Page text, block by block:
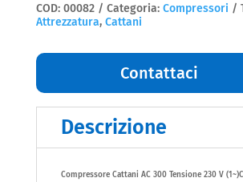
COD: 00082 Categoria: Compressori
Attrezzatura, Cattani
Contattaci
Descrizione
Compressore Cattani AC 300 Tensione 230 V